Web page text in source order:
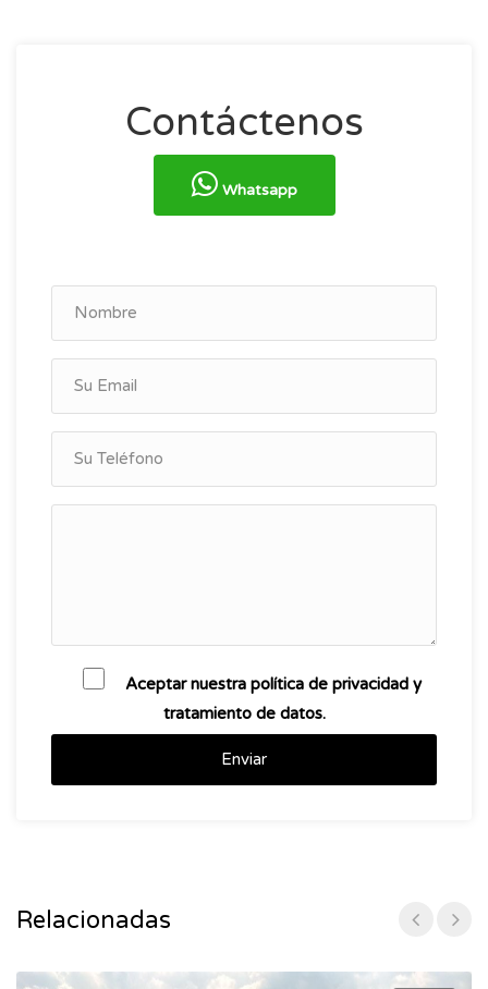
Contáctenos
Whatsapp
Aceptar nuestra política de privacidad y
tratamiento de datos.
Enviar
Relacionadas